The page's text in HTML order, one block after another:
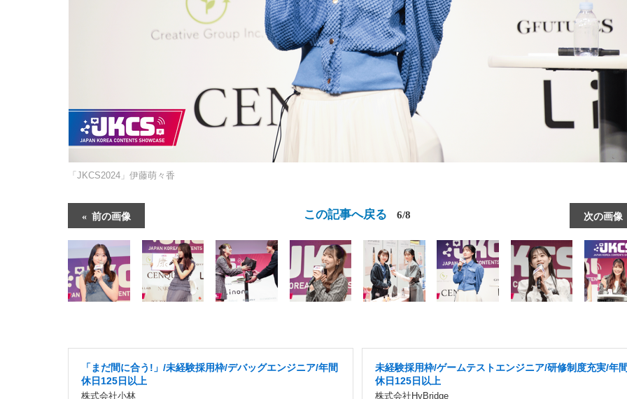
「JKCS2024」伊藤萌々香
前の画像 次の画像
この記事へ戻る 6/8
「まだ間に合う!」/未経験採用枠/デバッグエンジニア/年間
休日125日以上
株式会社小林
未経験採用枠/ゲームテストエンジニア/研修制度充実/年
休日125日以上
株式会社HyBridge